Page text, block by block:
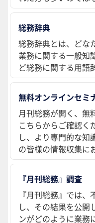
総務辞典
総務辞典とは、どな
業務に関する一般知
ど総務に関する用語
無料オンラインセミ
月刊総務が開く、無
こちらからご確認く
し、より専門的な知
の皆様の情報収集に
『月刊総務』調査
『月刊総務』では
し、その結果を公開
ンがどのように業務